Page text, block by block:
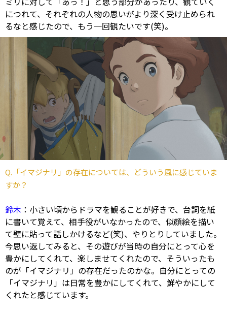
につれて、それぞれの人物の思いがより深く受け止められ
るなと感じたので、もう一回観たいです(笑)。
Q.「イマジナリ」の存在については、どういう風に感じていま
すか？
鈴木 ：小さい頃からドラマを観ることが好きで、台詞を紙
に書いて覚えて、相手役がいなかったので、似顔絵を描い
て壁に貼って話しかけるなど(笑)、やりとりしていました。
今思い返してみると、その遊びが当時の自分にとって心を
豊かにしてくれて、楽しませてくれたので、そういったも
のが「イマジナリ」の存在だったのかな。自分にとっての
「イマジナリ」は日常を豊かにしてくれて、鮮やかにして
くれたと感じています。